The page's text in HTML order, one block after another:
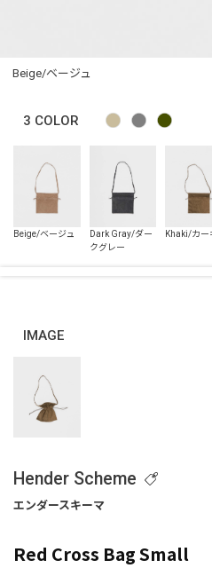
Beige/ベージュ
3 COLOR
IMAGE
Hender Scheme
Red Cross Bag Small